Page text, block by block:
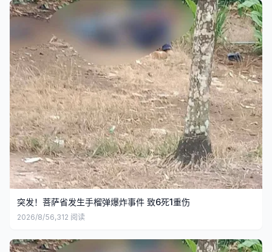
突发！菩萨省发生手榴弹爆炸事件 致6死1重伤
2026/8/56,312 阅读